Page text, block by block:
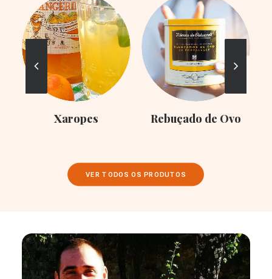
Xaropes Rebuçado de Ovo
VER TODOS OS PRODUTOS